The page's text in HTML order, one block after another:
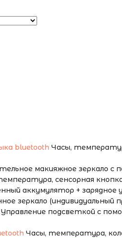
Часы,
макияжное зеркало с
сенсорная кнопка
аккумулятор + зарядное
зеркало (индивидуальный
Управление подсветкой с
Часы, температура,